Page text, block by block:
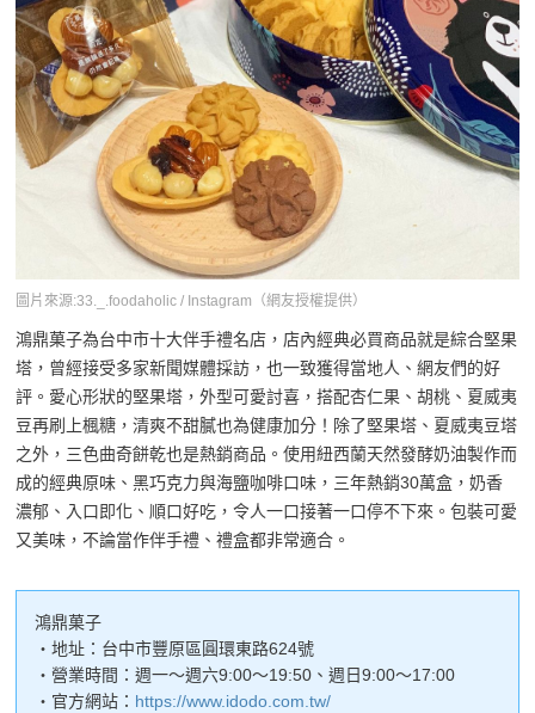
圖片來源:33._.foodaholic / Instagram（網友授權提供）
鴻鼎菓子為台中市十大伴手禮名店，店內經典必買商品就是綜合堅果
塔，曾經接受多家新聞媒體採訪，也一致獲得當地人、網友們的好
評。愛心形狀的堅果塔，外型可愛討喜，搭配杏仁果、胡桃、夏威夷
豆再刷上楓糖，清爽不甜膩也為健康加分！除了堅果塔、夏威夷豆塔
之外，三色曲奇餅乾也是熱銷商品。使用紐西蘭天然發酵奶油製作而
成的經典原味、黑巧克力與海鹽咖啡口味，三年熱銷30萬盒，奶香
濃郁、入口即化、順口好吃，令人一口接著一口停不下來。包裝可愛
又美味，不論當作伴手禮、禮盒都非常適合。
鴻鼎菓子
・地址：台中市豐原區圓環東路624號
・營業時間：週一～週六9:00～19:50、週日9:00～17:00
・官方網站： https://www.idodo.com.tw/